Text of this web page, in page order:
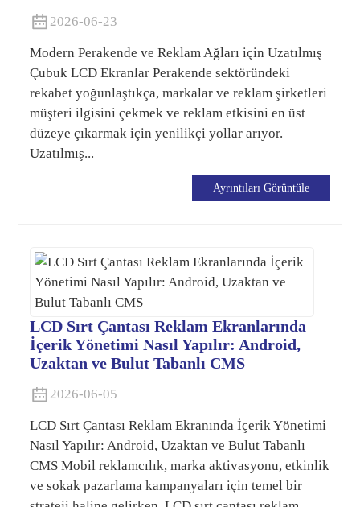
2026-06-23
Modern Perakende ve Reklam Ağları için Uzatılmış
Çubuk LCD Ekranlar Perakende sektöründeki
rekabet yoğunlaştıkça, markalar ve reklam şirketleri
müşteri ilgisini çekmek ve reklam etkisini en üst
düzeye çıkarmak için yenilikçi yollar arıyor.
Uzatılmış...
Ayrıntıları Görüntüle
LCD Sırt Çantası Reklam Ekranlarında
İçerik Yönetimi Nasıl Yapılır: Android,
Uzaktan ve Bulut Tabanlı CMS
2026-06-05
LCD Sırt Çantası Reklam Ekranında İçerik Yönetimi
Nasıl Yapılır: Android, Uzaktan ve Bulut Tabanlı
CMS Mobil reklamcılık, marka aktivasyonu, etkinlik
ve sokak pazarlama kampanyaları için temel bir